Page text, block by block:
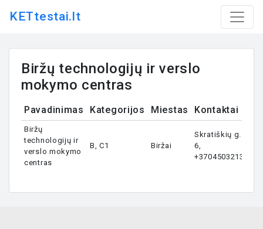
KETtestai.lt
Biržų technologijų ir verslo
mokymo centras
Pavadinimas Kategorijos Miestas Kontaktai
Biržų
technologijų ir
verslo mokymo
centras
B, C1 Biržai
Skratiškių g.
6,
+37045032134